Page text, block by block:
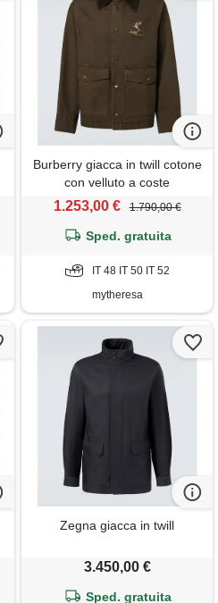
Burberry giacca in twill cotone
con velluto a coste
1.253,00 € 1.790,00 €
Sped. gratuita
IT 48 IT 50 IT 52
mytheresa
Zegna giacca in twill
3.450,00 €
Sped. gratuita